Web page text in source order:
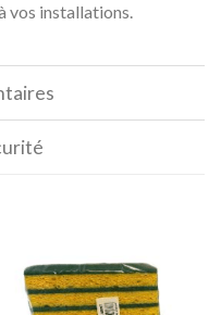
vos installations.